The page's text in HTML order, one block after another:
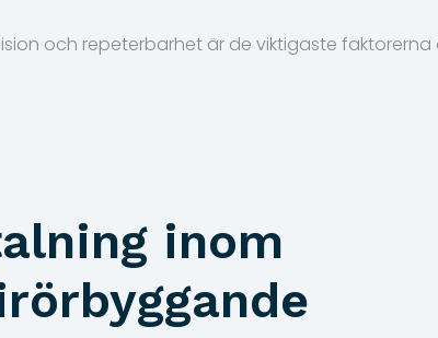
och repeterbarhet är de viktigaste
inom